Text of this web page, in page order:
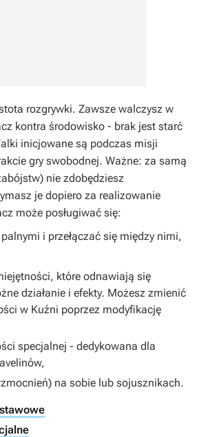
rozgrywki. Zawsze walczysz w
kontra środowisko - brak jest starć
inicjowane są podczas misji
gry swobodnej. Ważne: za samą
nie zdobędziesz
je dopiero za realizowanie
może posługiwać się:
i przełączać się między nimi,
które odnawiają się
działanie i efekty. Możesz zmienić
w Kuźni poprzez modyfikację
specjalnej - dedykowana dla
na sobie lub sojusznikach.